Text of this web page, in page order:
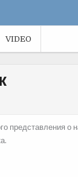
VIDEO
представления о